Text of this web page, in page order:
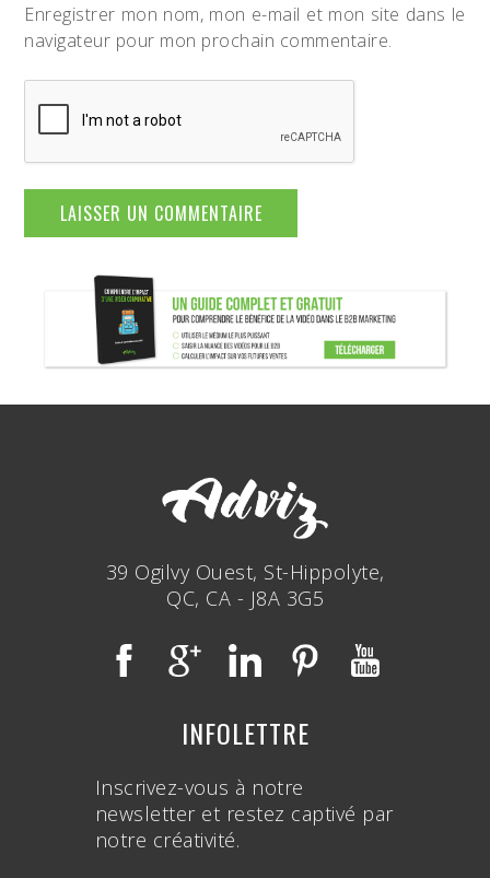
Enregistrer mon nom, mon e-mail et mon site dans le
navigateur pour mon prochain commentaire.
39 Ogilvy Ouest, St-Hippolyte,
QC, CA - J8A 3G5
INFOLETTRE
Inscrivez-vous à notre
newsletter et restez captivé par
notre créativité.